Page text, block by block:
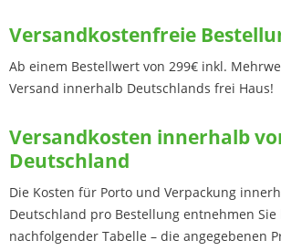
Versandkostenfreie
Ab einem Bestellwert von 299€ inkl.
Versand innerhalb Deutschlands frei Haus!
Versandkosten innerhalb
Deutschland
Die Kosten für Porto und Verpackung
Deutschland pro Bestellung entnehmen Sie
nachfolgender Tabelle – die angegebenen